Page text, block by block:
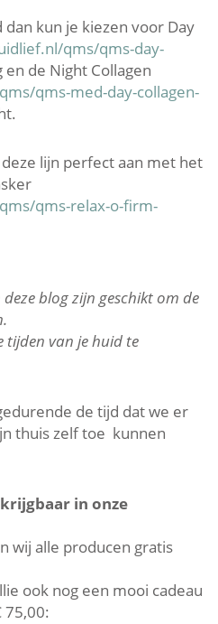
kun je kiezen voor Day
qms/qms-day-
de Night Collagen
qms-med-day-collagen-
lijn perfect aan met het
qms-relax-o-firm-
blog zijn geschikt om de
tijden van je huid te
de tijd dat we er
thuis zelf toe kunnen
in onze
wij alle producen gratis
ook nog een mooi cadeau
75,00: